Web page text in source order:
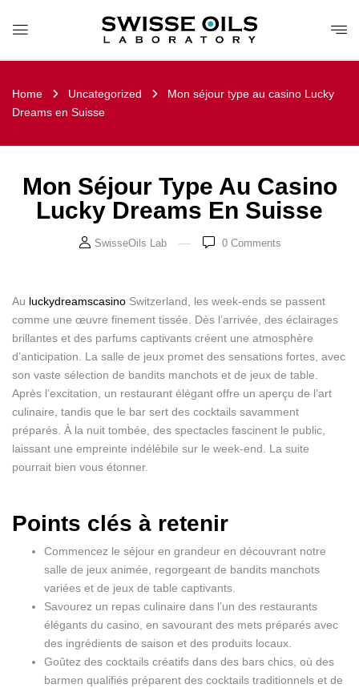
Home Uncategorized
Mon séjour type au casino Lucky
Dreams en Suisse
Mon Séjour Type Au Casino
Lucky Dreams En Suisse
SwisseOils Lab 0Comments
Au luckydreamscasino Switzerland, les week-ends se passent
comme une œuvre finement tissée. Dès l’arrivée, des éclairages
brillantes et des parfums captivants créent une atmosphère
d’anticipation. La salle de jeux promet des sensations fortes, avec
son vaste sélection de bandits manchots et de jeux de table.
Après l’excitation, un restaurant élégant offre un aperçu de l’art
culinaire, tandis que le bar sert des cocktails savamment
préparés. À la nuit tombée, des spectacles fascinent le public,
laissant une empreinte indélébile sur le week-end. La suite
pourrait bien vous étonner.
Points clés à retenir
Commencez le séjour en grandeur en découvrant notre
salle de jeux animée, regorgeant de bandits manchots
variées et de jeux de table captivants.
Savourez un repas culinaire dans l’un des restaurants
élégants du casino, en savourant des mets préparés avec
des ingrédients de saison et des produits locaux.
Goûtez des cocktails créatifs dans des bars chics, où des
barmen qualifiés préparent des cocktails traditionnels et de